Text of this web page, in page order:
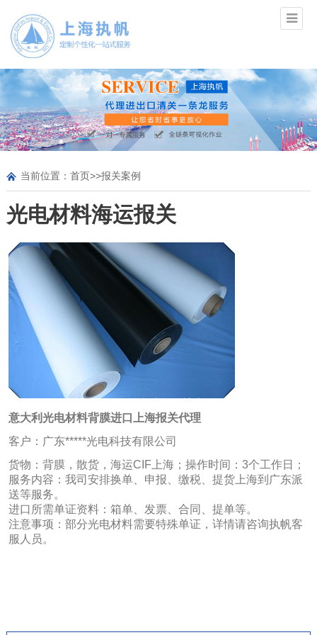
当前位置： 首页>>报关案例
光电材料海运报关
意大利光电材料背膜进口上海报关代理
客户：广东*****光电科技有限公司
货物：背膜，散货，海运CIF上海；操作时间：3个工作日；
服务内容：我司安排换单、申报、缴税、提货上海到广东派
送等服务。
进口所需单证资料：箱单、发票、合同、提单等。
注意事项：部分光电材料需要特殊单证，详情请咨询执帆客
服人员。